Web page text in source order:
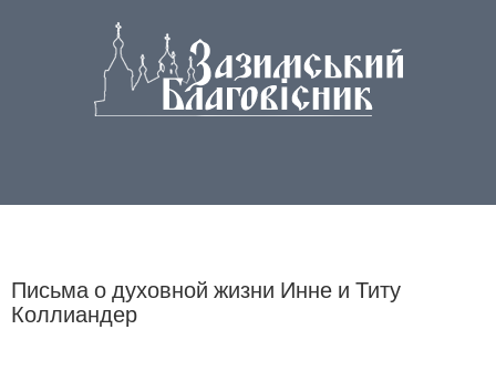
Письма о духовной жизни Инне и Титу
Коллиандер